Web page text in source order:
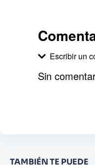
Escribir un
Califique
Sin
TAMBIÉN TE PUEDE